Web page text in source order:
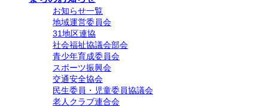
お知らせ一覧
地域運営委員会
31地区連協
社会福祉協議会部会
青少年育成委員会
スポーツ振興会
交通安全協会
民生委員・児童委員協議会
老人クラブ連合会